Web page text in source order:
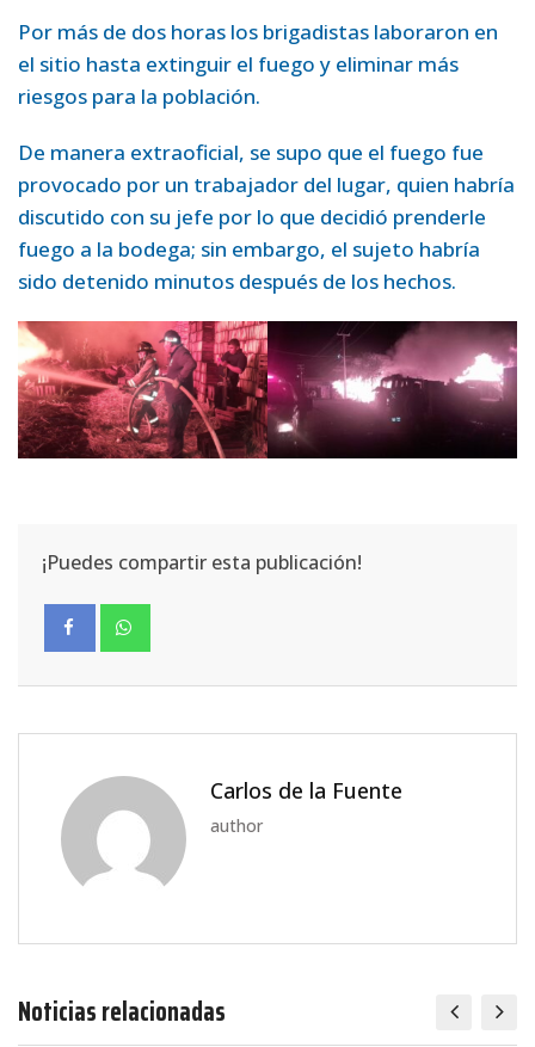
Por más de dos horas los brigadistas laboraron en
el sitio hasta extinguir el fuego y eliminar más
riesgos para la población.
De manera extraoficial, se supo que el fuego fue
provocado por un trabajador del lugar, quien habría
discutido con su jefe por lo que decidió prenderle
fuego a la bodega; sin embargo, el sujeto habría
sido detenido minutos después de los hechos.
¡Puedes compartir esta publicación!
Carlos de la Fuente
author
Noticias relacionadas